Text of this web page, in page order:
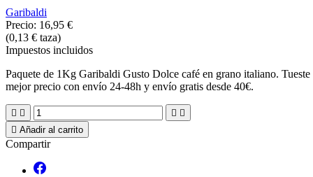
Garibaldi
Precio: 16,95 €
(0,13 € taza)
Impuestos incluidos
Paquete de 1Kg Garibaldi Gusto Dolce café en grano italiano.
mejor precio con envío 24-48h y envío gratis desde 40€.
   
 Añadir al carrito
Compartir